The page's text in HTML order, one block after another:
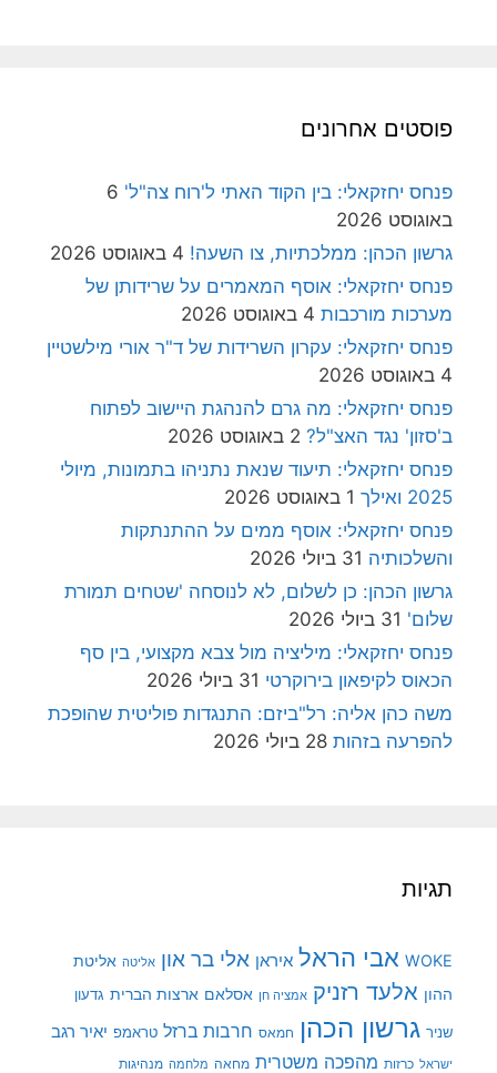
פוסטים אחרונים
פנחס יחזקאלי: בין הקוד האתי ל'רוח צה"ל' 6
באוגוסט 2026
גרשון הכהן: ממלכתיות, צו השעה! 4 באוגוסט 2026
פנחס יחזקאלי: אוסף המאמרים על שרידותן של
מערכות מורכבות 4 באוגוסט 2026
פנחס יחזקאלי: עקרון השרידות של ד"ר אורי מילשטיין
4 באוגוסט 2026
פנחס יחזקאלי: מה גרם להנהגת היישוב לפתוח
ב'סזון' נגד האצ"ל? 2 באוגוסט 2026
פנחס יחזקאלי: תיעוד שנאת נתניהו בתמונות, מיולי
2025 ואילך
1 באוגוסט 2026
פנחס יחזקאלי: אוסף ממים על ההתנתקות
והשלכותיה 31 ביולי 2026
גרשון הכהן: כן לשלום, לא לנוסחה 'שטחים תמורת
שלום' 31 ביולי 2026
פנחס יחזקאלי: מיליציה מול צבא מקצועי, בין סף
הכאוס לקיפאון בירוקרטי 31 ביולי 2026
משה כהן אליה: רל"ביזם: התנגדות פוליטית שהופכת
להפרעה בזהות 28 ביולי 2026
תגיות
WOKE אבי הראל איראן אלי בר און אליטה אליטת
ההון אלעד רזניק אמציה חן אסלאם ארצות הברית גדעון
שניר גרשון הכהן חמאס חרבות ברזל טראמפ יאיר רגב
ישראל כרזות מהפכה משטרית מחאה מלחמה מנהיגות